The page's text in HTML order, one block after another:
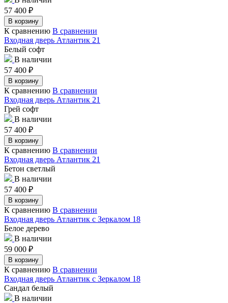
57 400 ₽
В корзину
К сравнению В сравнении
Входная дверь Атлантик 21
Белый софт
В наличии
57 400 ₽
В корзину
К сравнению В сравнении
Входная дверь Атлантик 21
Грей софт
В наличии
57 400 ₽
В корзину
К сравнению В сравнении
Входная дверь Атлантик 21
Бетон светлый
В наличии
57 400 ₽
В корзину
К сравнению В сравнении
Входная дверь Атлантик с Зеркалом 18
Белое дерево
В наличии
59 000 ₽
В корзину
К сравнению В сравнении
Входная дверь Атлантик с Зеркалом 18
Сандал белый
В наличии